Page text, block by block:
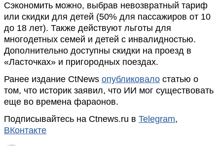
Сэкономить можно, выбрав невозвратный тариф
или скидки для детей (50% для пассажиров от 10
до 18 лет). Также действуют льготы для
многодетных семей и детей с инвалидностью.
Дополнительно доступны скидки на проезд в
«Ласточках» и пригородных поездах.
Ранее издание CtNews опубликовало статью о
том, что историк заявил, что ИИ мог существовать
еще во времена фараонов.
Подписывайтесь на Ctnews.ru в Telegram,
ВКонтакте